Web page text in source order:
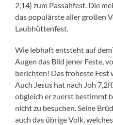
2,14) zum Passahfest. Die
das populärste aller großen
Laubhüttenfest.
Wie lebhaft entsteht auf
Augen das Bild jener Feste,
berichten! Das froheste Fest
Auch Jesus hat nach Joh
obgleich er zuerst bestimmt
nicht zu besuchen. Seine
auch das übrige Volk,